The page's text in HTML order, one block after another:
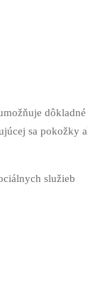
sa pokožky
služieb